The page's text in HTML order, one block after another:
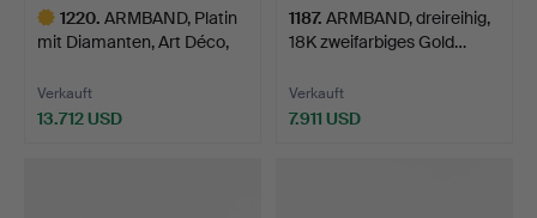
1220. ARMBAND, Platin
mit Diamanten, Art Déco,
Verkauft
13.712 USD
1187. ARMBAND, dreireihig,
18K zweifarbiges Gold…
Verkauft
7.911 USD